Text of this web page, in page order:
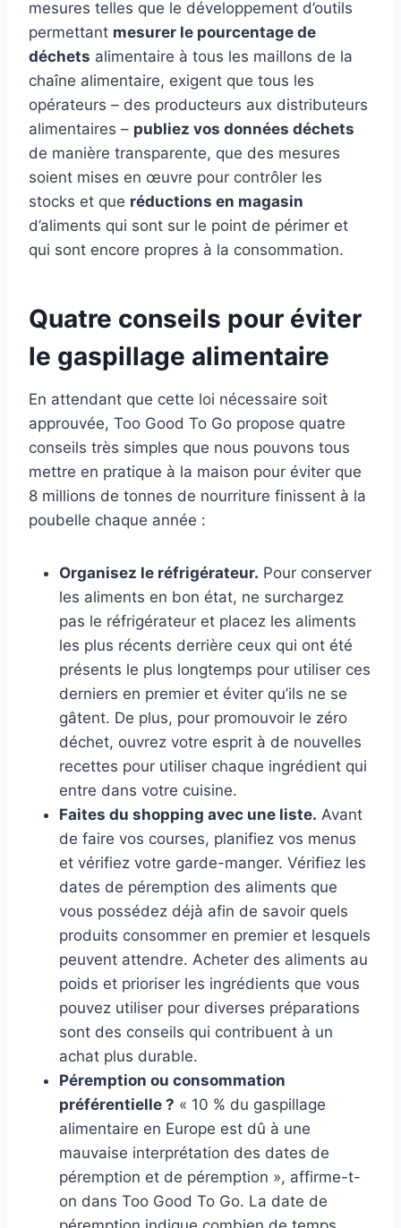
mesures telles que le développement d’outils
permettant mesurer le pourcentage de
déchets alimentaire à tous les maillons de la
chaîne alimentaire, exigent que tous les
opérateurs – des producteurs aux distributeurs
alimentaires – publiez vos données déchets
de manière transparente, que des mesures
soient mises en œuvre pour contrôler les
stocks et que réductions en magasin
d’aliments qui sont sur le point de périmer et
qui sont encore propres à la consommation.
Quatre conseils pour éviter
le gaspillage alimentaire
En attendant que cette loi nécessaire soit
approuvée, Too Good To Go propose quatre
conseils très simples que nous pouvons tous
mettre en pratique à la maison pour éviter que
8 millions de tonnes de nourriture finissent à la
poubelle chaque année :
Organisez le réfrigérateur. Pour conserver
les aliments en bon état, ne surchargez
pas le réfrigérateur et placez les aliments
les plus récents derrière ceux qui ont été
présents le plus longtemps pour utiliser ces
derniers en premier et éviter qu’ils ne se
gâtent. De plus, pour promouvoir le zéro
déchet, ouvrez votre esprit à de nouvelles
recettes pour utiliser chaque ingrédient qui
entre dans votre cuisine.
Faites du shopping avec une liste. Avant
de faire vos courses, planifiez vos menus
et vérifiez votre garde-manger. Vérifiez les
dates de péremption des aliments que
vous possédez déjà afin de savoir quels
produits consommer en premier et lesquels
peuvent attendre. Acheter des aliments au
poids et prioriser les ingrédients que vous
pouvez utiliser pour diverses préparations
sont des conseils qui contribuent à un
achat plus durable.
Péremption ou consommation
préférentielle ? « 10 % du gaspillage
alimentaire en Europe est dû à une
mauvaise interprétation des dates de
péremption et de péremption », affirme-t-
on dans Too Good To Go. La date de